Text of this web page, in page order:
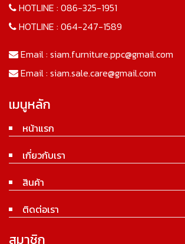
HOTLINE : 086-325-1951
HOTLINE : 064-247-1589
Email : siam.furniture.ppc@gmail.com
Email : siam.sale.care@gmail.com
เมนูหลัก
หน้าแรก
เกี่ยวกับเรา
สินค้า
ติดต่อเรา
สมาชิก